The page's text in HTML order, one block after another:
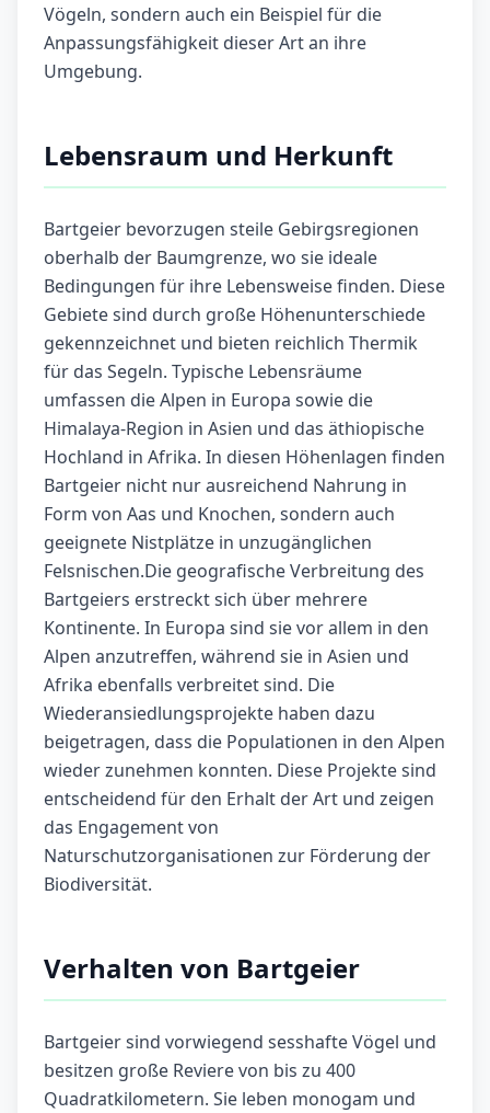
Vögeln, sondern auch ein Beispiel für die
Anpassungsfähigkeit dieser Art an ihre
Umgebung.
Lebensraum und Herkunft
Bartgeier bevorzugen steile Gebirgsregionen
oberhalb der Baumgrenze, wo sie ideale
Bedingungen für ihre Lebensweise finden. Diese
Gebiete sind durch große Höhenunterschiede
gekennzeichnet und bieten reichlich Thermik
für das Segeln. Typische Lebensräume
umfassen die Alpen in Europa sowie die
Himalaya-Region in Asien und das äthiopische
Hochland in Afrika. In diesen Höhenlagen finden
Bartgeier nicht nur ausreichend Nahrung in
Form von Aas und Knochen, sondern auch
geeignete Nistplätze in unzugänglichen
Felsnischen.Die geografische Verbreitung des
Bartgeiers erstreckt sich über mehrere
Kontinente. In Europa sind sie vor allem in den
Alpen anzutreffen, während sie in Asien und
Afrika ebenfalls verbreitet sind. Die
Wiederansiedlungsprojekte haben dazu
beigetragen, dass die Populationen in den Alpen
wieder zunehmen konnten. Diese Projekte sind
entscheidend für den Erhalt der Art und zeigen
das Engagement von
Naturschutzorganisationen zur Förderung der
Biodiversität.
Verhalten von Bartgeier
Bartgeier sind vorwiegend sesshafte Vögel und
besitzen große Reviere von bis zu 400
Quadratkilometern. Sie leben monogam und